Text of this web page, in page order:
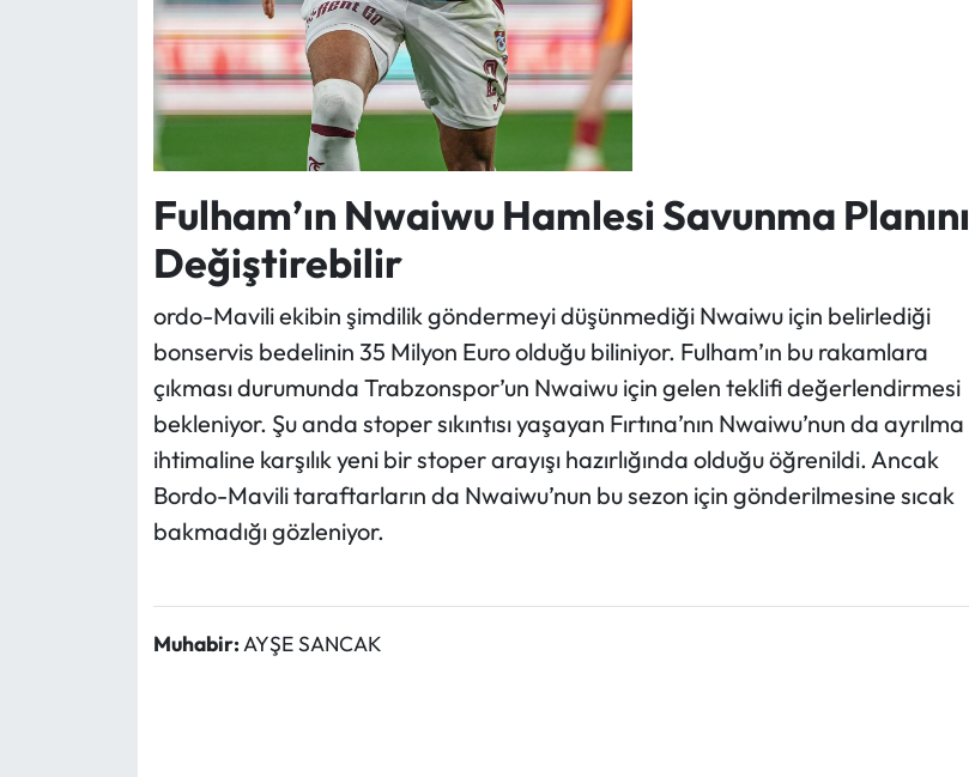
Fulham’ın Nwaiwu Hamlesi Savunma Planını
Değiştirebilir
ordo-Mavili ekibin şimdilik göndermeyi düşünmediği Nwaiwu için belirlediği
bonservis bedelinin 35 Milyon Euro olduğu biliniyor. Fulham’ın bu rakamlara
çıkması durumunda Trabzonspor’un Nwaiwu için gelen teklifi değerlendirmesi
bekleniyor. Şu anda stoper sıkıntısı yaşayan Fırtına’nın Nwaiwu’nun da ayrılma
ihtimaline karşılık yeni bir stoper arayışı hazırlığında olduğu öğrenildi. Ancak
Bordo-Mavili taraftarların da Nwaiwu’nun bu sezon için gönderilmesine sıcak
bakmadığı gözleniyor.
Muhabir:AYŞE SANCAK